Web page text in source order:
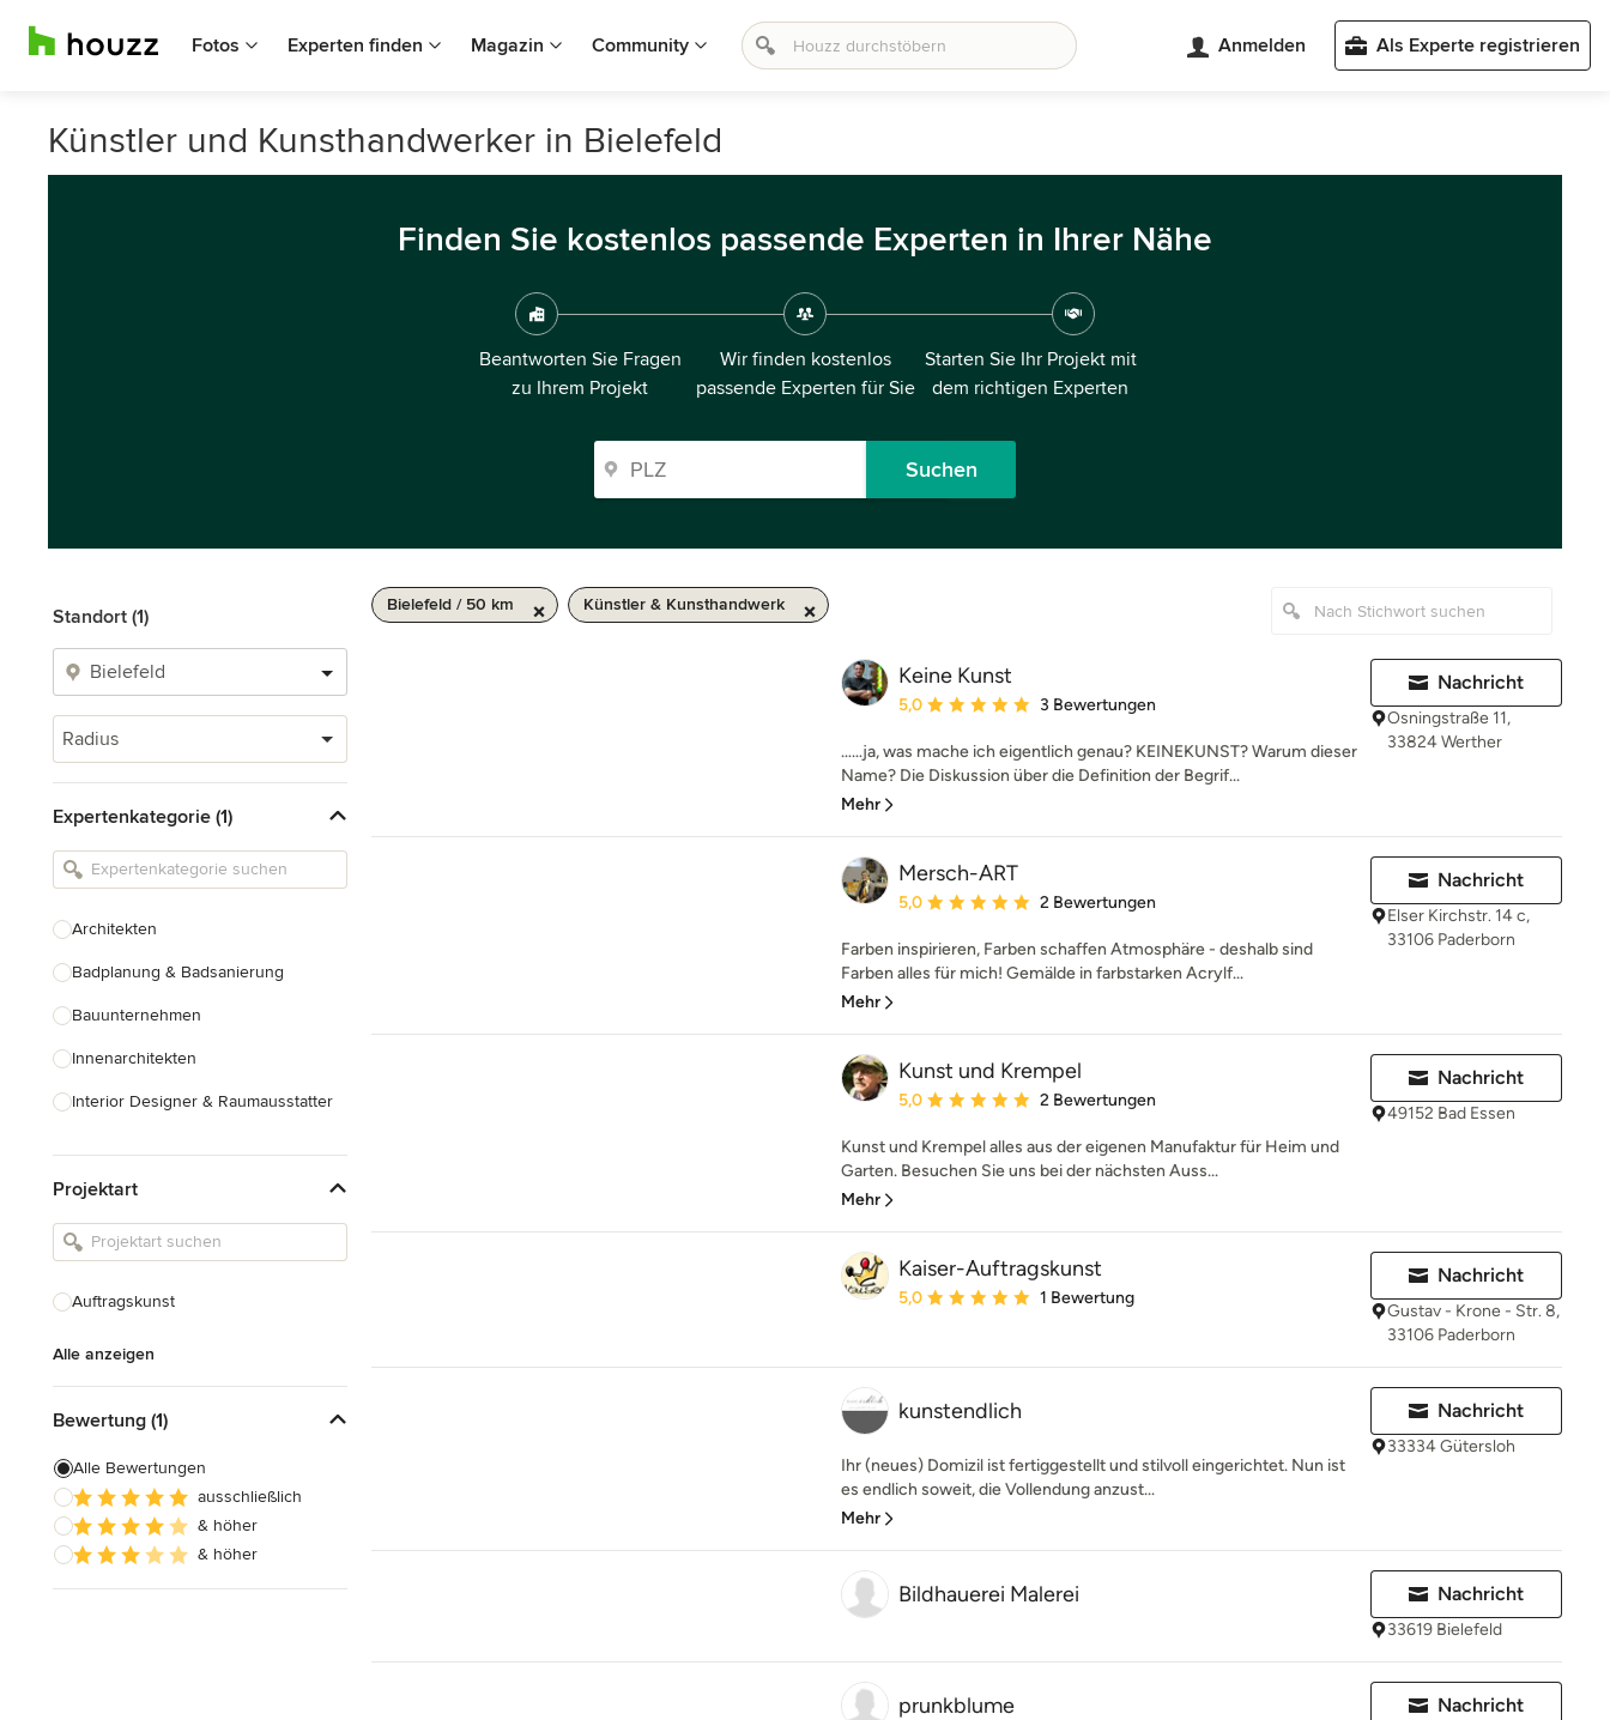
Fotos Experten finden Magazin Community Anmelden Als Experte registrieren
Künstler und Kunsthandwerker in Bielefeld
Finden Sie kostenlos passende Experten in Ihrer Nähe
Beantworten Sie Fragen
zu Ihrem Projekt
Wir finden kostenlos
passende Experten für Sie
Starten Sie Ihr Projekt mit
dem richtigen Experten
Suchen
Standort (1)
Radius
Expertenkategorie (1)
Architekten
Badplanung & Badsanierung
Bauunternehmen
Innenarchitekten
Interior Designer & Raumausstatter
Landschaftsarchitekten
Armaturen & Sanitärbedarf
Einbauschränke
Alle anzeigen
Projektart
Auftragskunst
Alle anzeigen
Bewertung (1)
Alle Bewertungen
ausschließlich
& höher
& höher
Bielefeld / 50 km Künstler & Kunsthandwerk
Keine Kunst
Durchschnittliche Bewertung: 5 von 5 Sternen
5,0 3 Bewertungen
……ja, was mache ich eigentlich genau? KEINEKUNST? Warum dieser
Name? Die Diskussion über die Definition der Begrif...
Mehr
Nachricht
Osningstraße 11,
33824 Werther
Mersch-ART
Durchschnittliche Bewertung: 5 von 5 Sternen
5,0 2 Bewertungen
Farben inspirieren, Farben schaffen Atmosphäre - deshalb sind
Farben alles für mich! Gemälde in farbstarken Acrylf...
Mehr
Nachricht
Elser Kirchstr. 14 c,
33106 Paderborn
Kunst und Krempel
Durchschnittliche Bewertung: 5 von 5 Sternen
5,0 2 Bewertungen
Kunst und Krempel alles aus der eigenen Manufaktur für Heim und
Garten. Besuchen Sie uns bei der nächsten Auss...
Mehr
Nachricht
49152 Bad Essen
Kaiser-Auftragskunst
Durchschnittliche Bewertung: 5 von 5 Sternen
5,0 1 Bewertung
Nachricht
Gustav - Krone - Str. 8,
33106 Paderborn
kunstendlich
Ihr (neues) Domizil ist fertiggestellt und stilvoll eingerichtet. Nun ist
es endlich soweit, die Vollendung anzust...
Mehr
Nachricht
33334 Gütersloh
Bildhauerei Malerei Nachricht
33619 Bielefeld
prunkblume Nachricht